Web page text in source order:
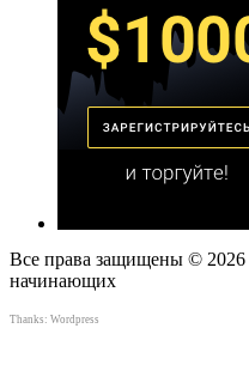
Все права защищены © 2026
начинающих
Thanks: Wordpress